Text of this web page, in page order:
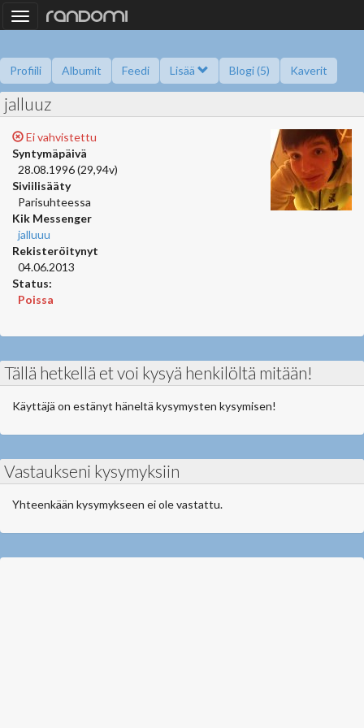
Toggle
navigation
Profiili Albumit Feedi Lisää Blogi (5) Kaverit
Kysy minulta
jalluuz
Ei vahvistettu
Syntymäpäivä
28.08.1996 (29,94v)
Siviilisääty
Parisuhteessa
Kik Messenger
jalluuu
Rekisteröitynyt
04.06.2013
Status:
Poissa
Tällä hetkellä et voi kysyä henkilöltä mitään!
Käyttäjä on estänyt häneltä kysymysten kysymisen!
Vastaukseni kysymyksiin
Yhteenkään kysymykseen ei ole vastattu.